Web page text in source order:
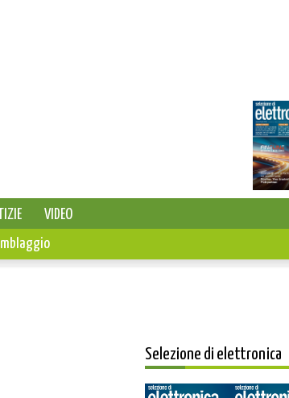
VIDEO
Selezione di elettronica